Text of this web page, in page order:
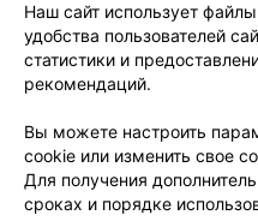
Вакансии
Написать
Обработка
Наш сайт использует
удобства пользователей
статистики и
рекомендаций.
Вы можете настроить
cookie или изменить свое
Для получения
сроках и порядке